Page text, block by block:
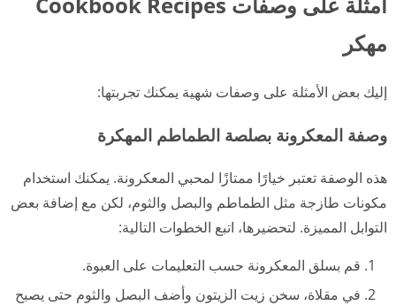
مهكر
إليك بعض الأمثلة على وصفات شهية يمكنك تجربتها:
وصفة المعكرونة بصلصة الطماطم المهكرة
هذه الوصفة تعتبر خيارًا ممتازًا لمحبي المعكرونة. يمكنك استخدام
مكونات طازجة مثل الطماطم والبصل والثوم، لكن مع إضافة بعض
التوابل المميزة. لتحضيرها، اتبع الخطوات التالية:
قم بسلق المعكرونة حسب التعليمات على العبوة.
في مقلاة، سخن زيت الزيتون وأضف البصل والثوم حتى يصبح